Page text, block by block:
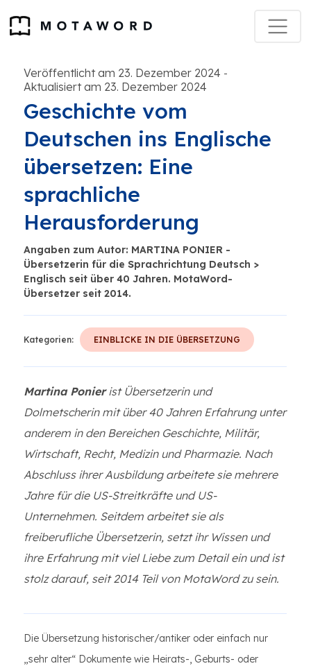
Veröffentlicht am 23. Dezember 2024 -
Aktualisiert am 23. Dezember 2024
Geschichte vom
Deutschen ins Englische
übersetzen: Eine
sprachliche
Herausforderung
Angaben zum Autor: MARTINA PONIER -
Übersetzerin für die Sprachrichtung Deutsch >
Englisch seit über 40 Jahren. MotaWord-
Übersetzer seit 2014.
Kategorien: EINBLICKE IN DIE ÜBERSETZUNG
Martina Ponierist Übersetzerin und
Dolmetscherin mit über 40 Jahren Erfahrung unter
anderem in den Bereichen Geschichte, Militär,
Wirtschaft, Recht, Medizin und Pharmazie. Nach
Abschluss ihrer Ausbildung arbeitete sie mehrere
Jahre für die US-Streitkräfte und US-
Unternehmen. Seitdem arbeitet sie als
freiberufliche Übersetzerin, setzt ihr Wissen und
ihre Erfahrung mit viel Liebe zum Detail ein und ist
stolz darauf, seit 2014 Teil von MotaWord zu sein.
Die Übersetzung historischer/antiker oder einfach nur
„sehr alter“ Dokumente wie Heirats-, Geburts- oder